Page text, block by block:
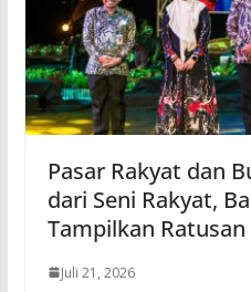
Pasar Rakyat dan
dari Seni Rakyat,
Tampilkan Ratusan
Juli 21, 2026